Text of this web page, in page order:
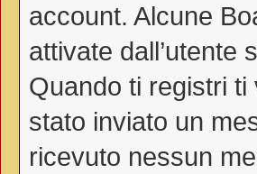
account. Alcune
attivate dall’utente
Quando ti registri
stato inviato un
ricevuto nessun